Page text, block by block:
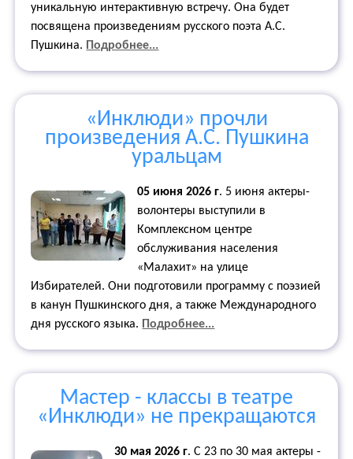
уникальную интерактивную встречу. Она будет
посвящена произведениям русского поэта А.С.
Пушкина. Подробнее...
«Инклюди» прочли
произведения А.С. Пушкина
уральцам
05 июня 2026 г. 5 июня актеры-
волонтеры выступили в
Комплексном центре
обслуживания населения
«Малахит» на улице
Избирателей. Они подготовили программу с поэзией
в канун Пушкинского дня, а также Международного
дня русского языка. Подробнее...
Мастер - классы в театре
«Инклюди» не прекращаются
30 мая 2026 г.С 23 по 30 мая актеры -